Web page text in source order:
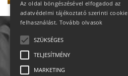
Az oldal böngészésével elfogadod az
adatvédelmi tájékoztató szerinti cookie
felhasználást. Tovább olvasok
SZÜKSÉGES
TELJESÍTMÉNY
MARKETING